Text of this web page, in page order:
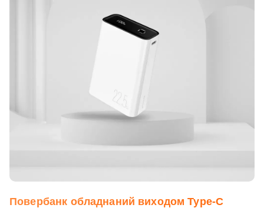
Повербанк обладнаний виходом Type-C